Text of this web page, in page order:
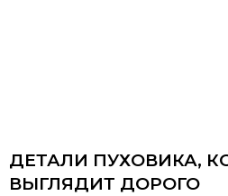
ДЕТАЛИ ПУХОВИКА,
ВЫГЛЯДИТ ДОРОГО